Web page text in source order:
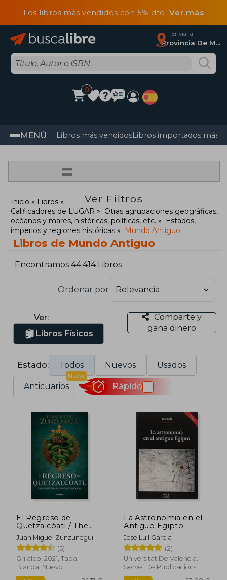
Los libros más vendidos con 5% dtoVer más
Enviar a
Provincia De Madrid
0
MENÚ Libros más vendidosLibros importados más
=
Ver Filtros
Inicio
Libros
Calificadores de LUGAR
Otras agrupaciones geográficas,
océanos y mares, históricas, políticas, etc.
Estados,
imperios y regiones históricas
Mundo Antiguo
Libros de Mundo Antiguo
Encontramos 44.414 Libros
Ordenar por
Ver:
Libros Físicos
Comparte y
gana dinero
Estado: Todos Nuevos Usados
Anticuarios
Nuevo
Rápido
El Regreso de
Quetzalcóatl / The
Return of
Quetzalcóatl
Juan Miguel Zunzunegui
(5)
Grijalbo, 2021, Tapa
Blanda, Nuevo
La Astronomia en el
Antiguo Egipto
Jose Lull Garcia
(2)
Universitat De Valencia.
Servei De Publicacions,
Tapa Blanda, Nuevo